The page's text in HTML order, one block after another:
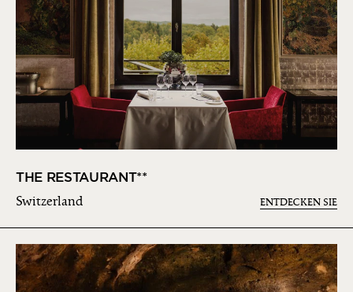
THE RESTAURANT**
Switzerland ENTDECKEN SIE